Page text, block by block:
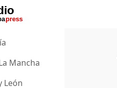
Mancha
León